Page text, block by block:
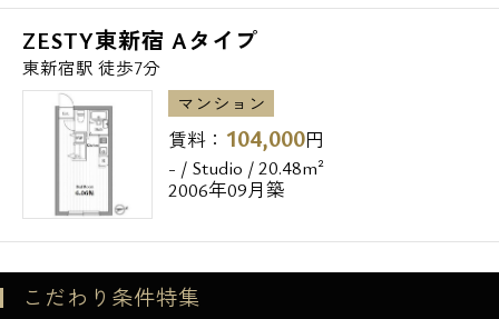
ZESTY東新宿 Aタイプ
東新宿駅 徒歩7分
マンション
賃料： 104,000円
- / Studio / 20.48m²
2006年09月築
こだわり条件特集